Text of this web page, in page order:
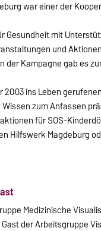
war einer der
Gesundheit mit
und
Kampagne gab es
ins Leben
zum Anfassen
für SOS-
Hilfswerk Magdeburg
Medizinische
der Arbeitsgruppe